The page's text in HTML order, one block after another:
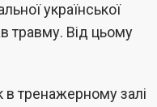
української
травму. Від цьому
тренажерному залі